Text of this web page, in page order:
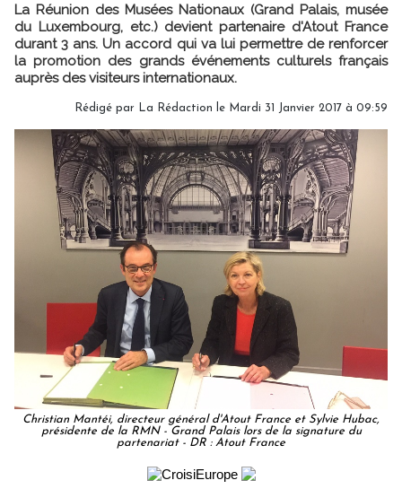
La Réunion des Musées Nationaux (Grand Palais, musée
du Luxembourg, etc.) devient partenaire d'Atout France
durant 3 ans. Un accord qui va lui permettre de renforcer
la promotion des grands événements culturels français
auprès des visiteurs internationaux.
Rédigé par La Rédaction le Mardi 31 Janvier 2017 à 09:59
Christian Mantéi, directeur général d'Atout France et Sylvie Hubac,
présidente de la RMN - Grand Palais lors de la signature du
partenariat - DR : Atout France